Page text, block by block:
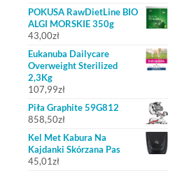
POKUSA RawDietLine BIO
ALGI MORSKIE 350g
43,00zł
Eukanuba Dailycare
Overweight Sterilized
2,3Kg
107,99zł
Piła Graphite 59G812
858,50zł
Kel Met Kabura Na
Kajdanki Skórzana Pas
45,01zł